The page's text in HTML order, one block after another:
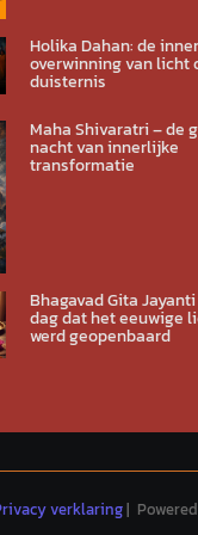
Holika Dahan: de
overwinning van licht
duisternis
Maha Shivaratri – de
nacht van innerlijke
transformatie
Bhagavad Gita Jayanti
dag dat het eeuwige
werd geopenbaard
verklaring|